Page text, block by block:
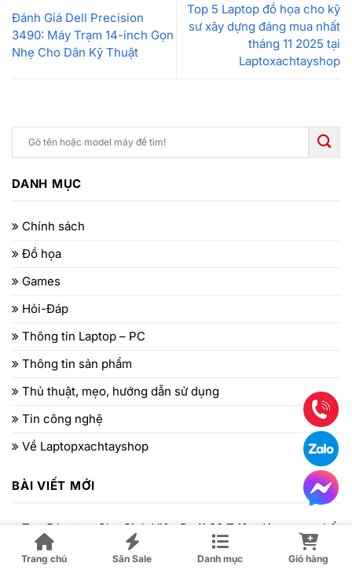
Đánh Giá Dell Precision
3490: Máy Trạm 14-inch Gọn
Nhẹ Cho Dân Kỹ Thuật
Top 5 Laptop đồ họa cho kỹ
sư xây dựng đáng mua nhất
tháng 11 2025 tại
Laptoxachtayshop
DANH MỤC
Chính sách
Đồ họa
Games
Hỏi-Đáp
Thông tin Laptop – PC
Thông tin sản phẩm
Thủ thuật, mẹo, hướng dẫn sử dụng
Tin công nghệ
Về Laptopxachtayshop
BÀI VIẾT MỚI
Top 5 Laptop Cho Sinh Viên Dưới 20 Triệu đáng mua nhất
2026
Trang chủ Săn Sale Danh mục Giỏ hàng